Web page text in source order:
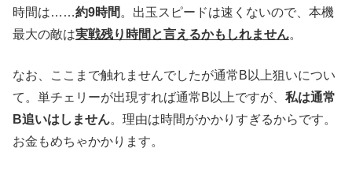
時間は……約9時間 。出玉スピードは速くないので、本機
最大の敵は実戦残り時間と言えるかもしれません。
なお、ここまで触れませんでしたが通常B以上狙いについ
て。単チェリーが出現すれば通常B以上ですが、 私は通常
B追いはしません。理由は時間がかかりすぎるからです。
お金もめちゃかかります。